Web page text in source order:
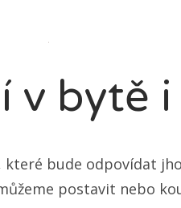
v bytě
které bude odpovídat
postavit nebo